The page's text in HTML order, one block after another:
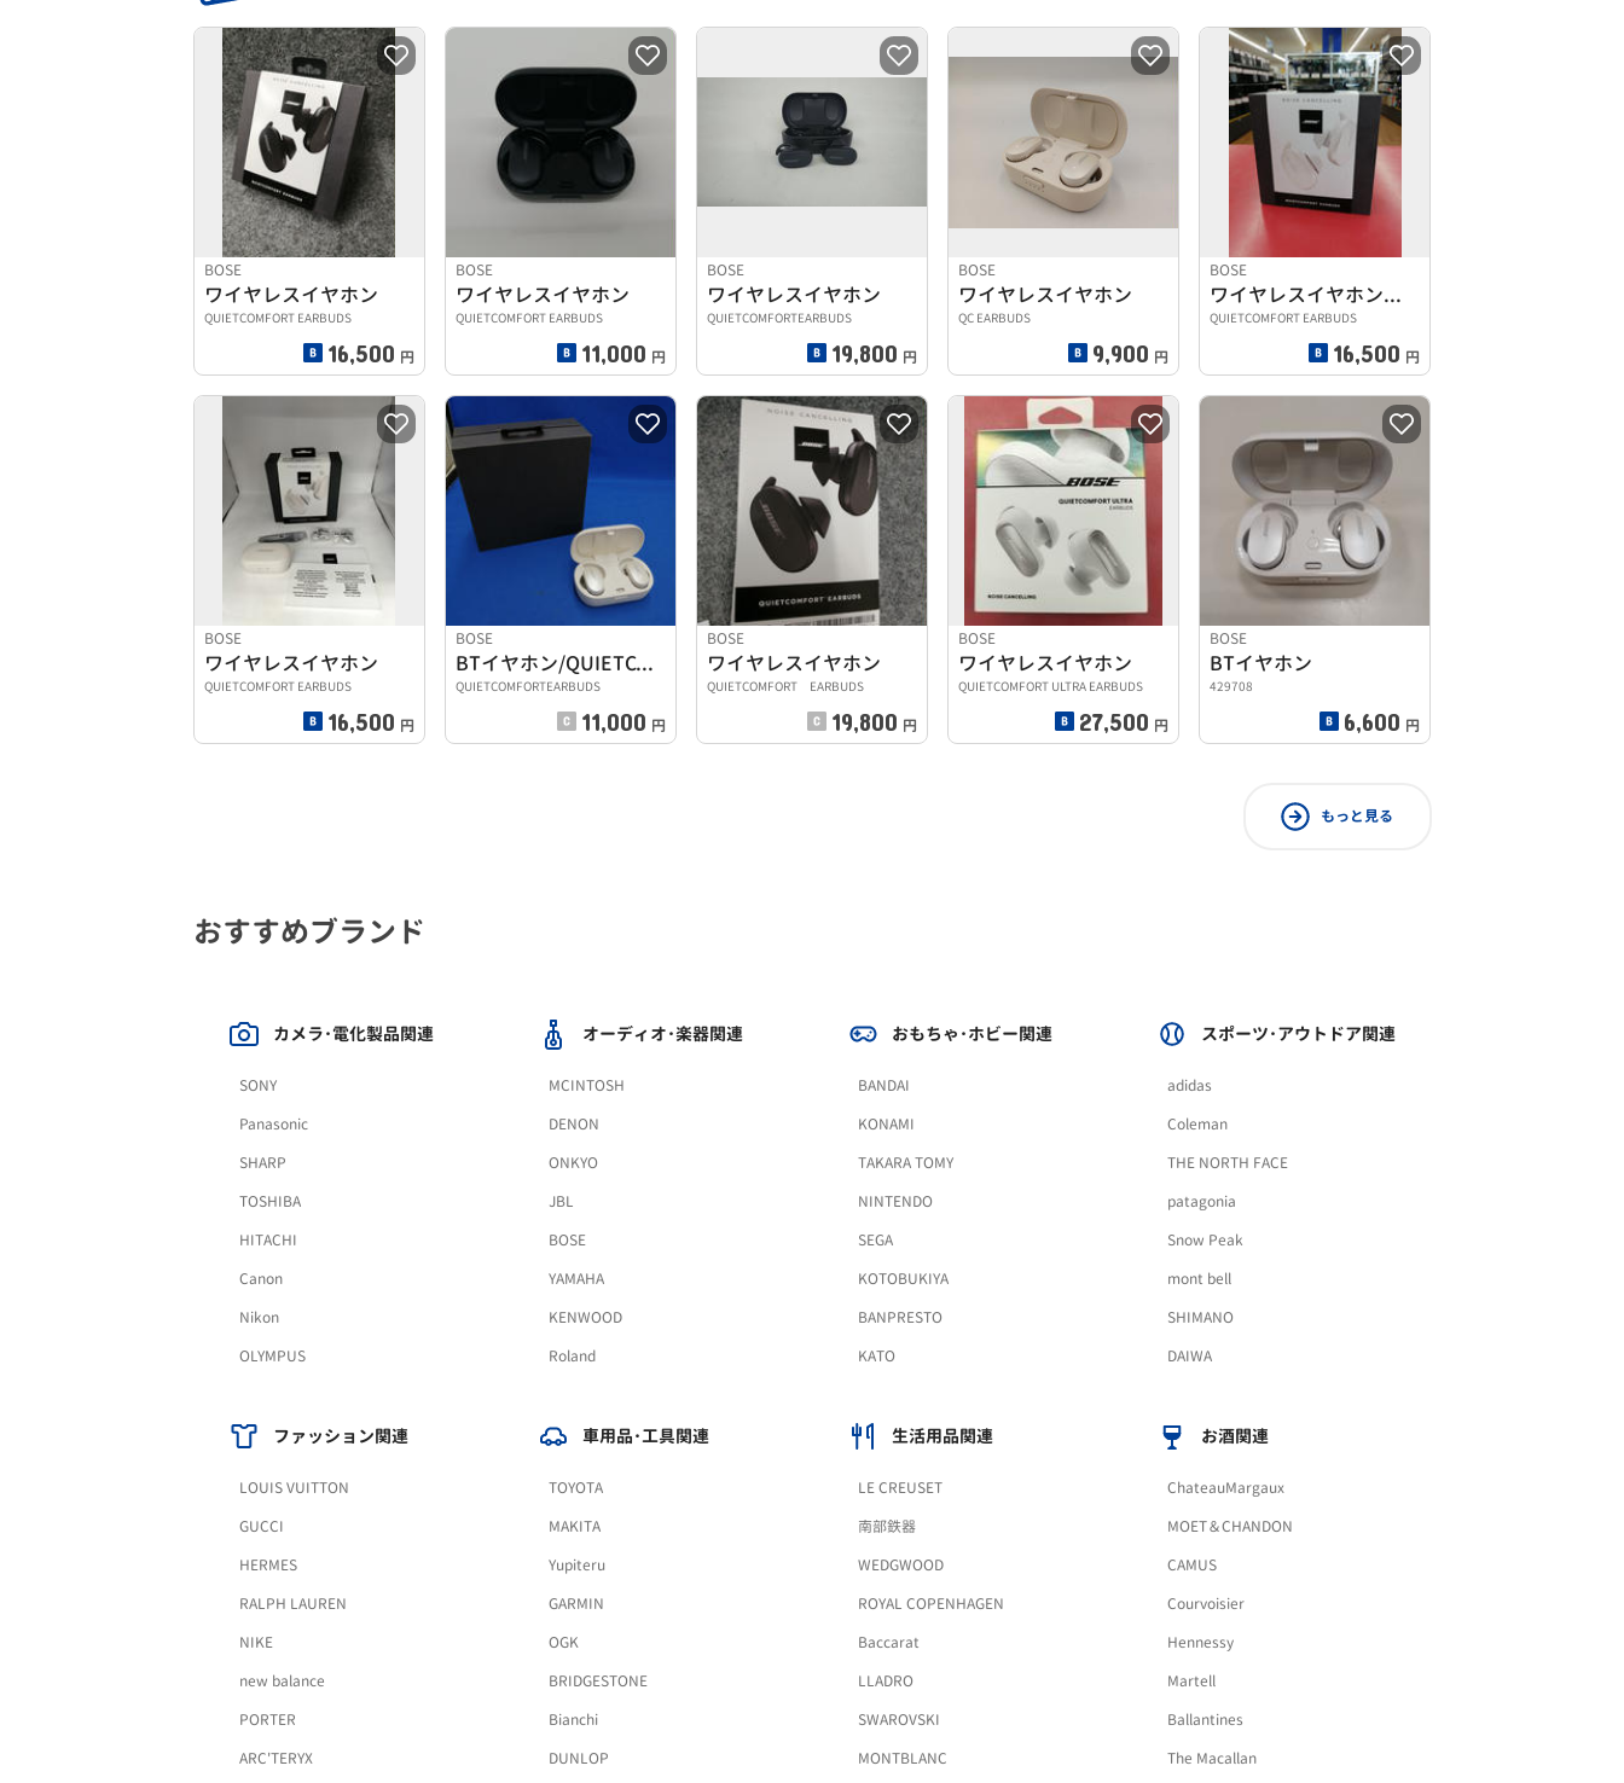
BOSE
ワイヤレスイヤホン
QUIETCOMFORT EARBUDS
16,500 円
BOSE
ワイヤレスイヤホン
QUIETCOMFORT EARBUDS
11,000 円
BOSE
ワイヤレスイヤホン
QUIETCOMFORTEARBUDS
19,800 円
BOSE
ワイヤレスイヤホン
QC EARBUDS
9,900 円
BOSE
ワイヤレスイヤホン マイク内蔵
QUIETCOMFORT EARBUDS
16,500 円
BOSE
ワイヤレスイヤホン
QUIETCOMFORT EARBUDS
16,500 円
BOSE
BTイヤホン/QUIETCOMFORTEARBUDS
QUIETCOMFORTEARBUDS
11,000 円
BOSE
ワイヤレスイヤホン
QUIETCOMFORT EARBUDS
19,800 円
BOSE
ワイヤレスイヤホン
QUIETCOMFORT ULTRA EARBUDS
27,500 円
BOSE
BTイヤホン
429708
6,600 円
もっと見る
おすすめブランド
カメラ･電化製品関連
SONY
Panasonic
SHARP
TOSHIBA
HITACHI
Canon
Nikon
OLYMPUS
オーディオ･楽器関連
MCINTOSH
DENON
ONKYO
JBL
BOSE
YAMAHA
KENWOOD
Roland
おもちゃ･ホビー関連
BANDAI
KONAMI
TAKARA TOMY
NINTENDO
SEGA
KOTOBUKIYA
BANPRESTO
KATO
スポーツ･アウトドア関連
adidas
Coleman
THE NORTH FACE
patagonia
Snow Peak
mont bell
SHIMANO
DAIWA
ファッション関連
LOUIS VUITTON
GUCCI
HERMES
RALPH LAUREN
NIKE
new balance
PORTER
ARC'TERYX
車用品･工具関連
TOYOTA
MAKITA
Yupiteru
GARMIN
OGK
BRIDGESTONE
Bianchi
DUNLOP
生活用品関連
LE CREUSET
南部鉄器
WEDGWOOD
ROYAL COPENHAGEN
Baccarat
LLADRO
SWAROVSKI
MONTBLANC
お酒関連
ChateauMargaux
MOET＆CHANDON
CAMUS
Courvoisier
Hennessy
Martell
Ballantines
The Macallan